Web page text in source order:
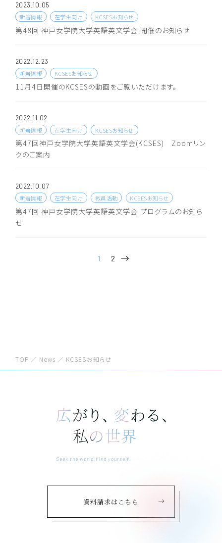
2023.10.05
新着情報
在学生向け KCSESお知らせ
第48回 神戸女学院大学英語英文学会 開催のお知らせ
2022.12.23
新着情報
KCSESお知らせ
11月4日開催のKCSESの動画をご覧いただけます。
2022.11.02
新着情報
在学生向け KCSESお知らせ
第47回神戸女学院大学英語英文学会(KCSES) Zoomリン
クのご案内
2022.10.07
新着情報
在学生向け 教員活動 KCSESお知らせ
第47回 神戸女学院大学英語英文学会 プログラムのお知ら
せ
1 2
TOP ／ News ／ KCSESお知らせ
Seek the world,find yourself.
資料請求はこちら